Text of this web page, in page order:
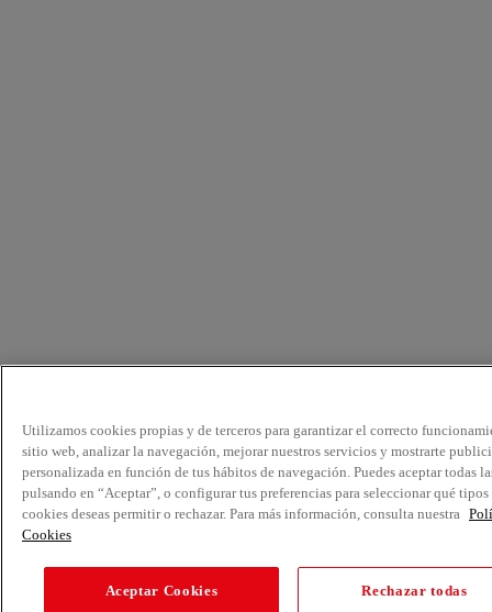
Utilizamos cookies propias y de terceros para garantizar el correcto
sitio web, analizar la navegación, mejorar nuestros servicios y mostrarte
personalizada en función de tus hábitos de navegación. Puedes aceptar todas
pulsando en “Aceptar”, o configurar tus preferencias para seleccionar qué tipos
cookies deseas permitir o rechazar. Para más información, consulta nuestra
Cookies
Aceptar Cookies Rechazar todas